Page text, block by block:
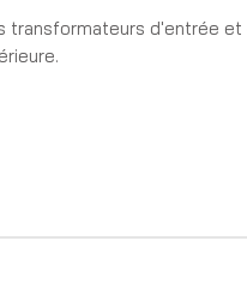
transformateurs d'entrée et
charge le célèbre